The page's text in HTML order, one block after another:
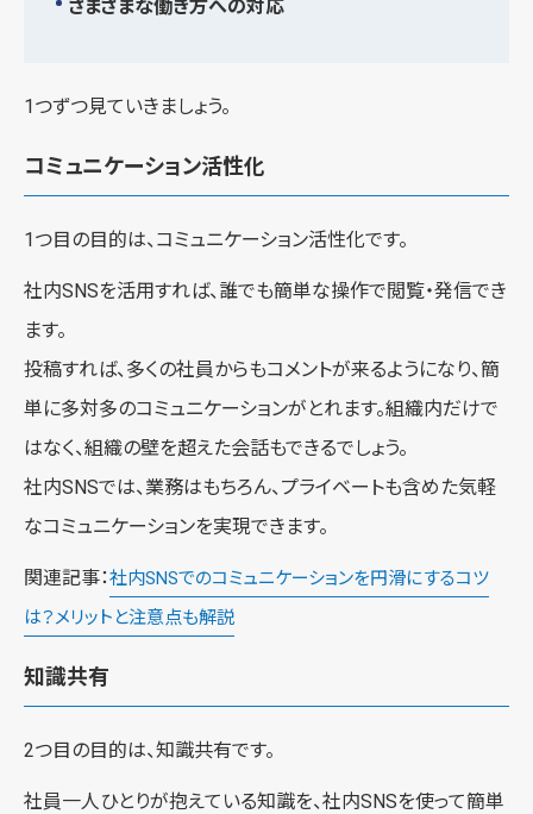
さまざまな働き方への対応
1つずつ見ていきましょう。
コミュニケーション活性化
1つ目の目的は、コミュニケーション活性化です。
社内SNSを活用すれば、誰でも簡単な操作で閲覧・発信でき
ます。
投稿すれば、多くの社員からもコメントが来るようになり、簡
単に多対多のコミュニケーションがとれます。組織内だけで
はなく、組織の壁を超えた会話もできるでしょう。
社内SNSでは、業務はもちろん、プライベートも含めた気軽
なコミュニケーションを実現できます。
関連記事：社内SNSでのコミュニケーションを円滑にするコツ
は？メリットと注意点も解説
知識共有
2つ目の目的は、知識共有です。
社員一人ひとりが抱えている知識を、社内SNSを使って簡単